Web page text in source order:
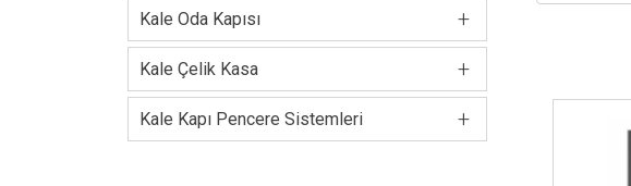
+
Kale Oda Kapısı
+
Kale Çelik Kasa
+
Kale Kapı Pencere Sistemleri